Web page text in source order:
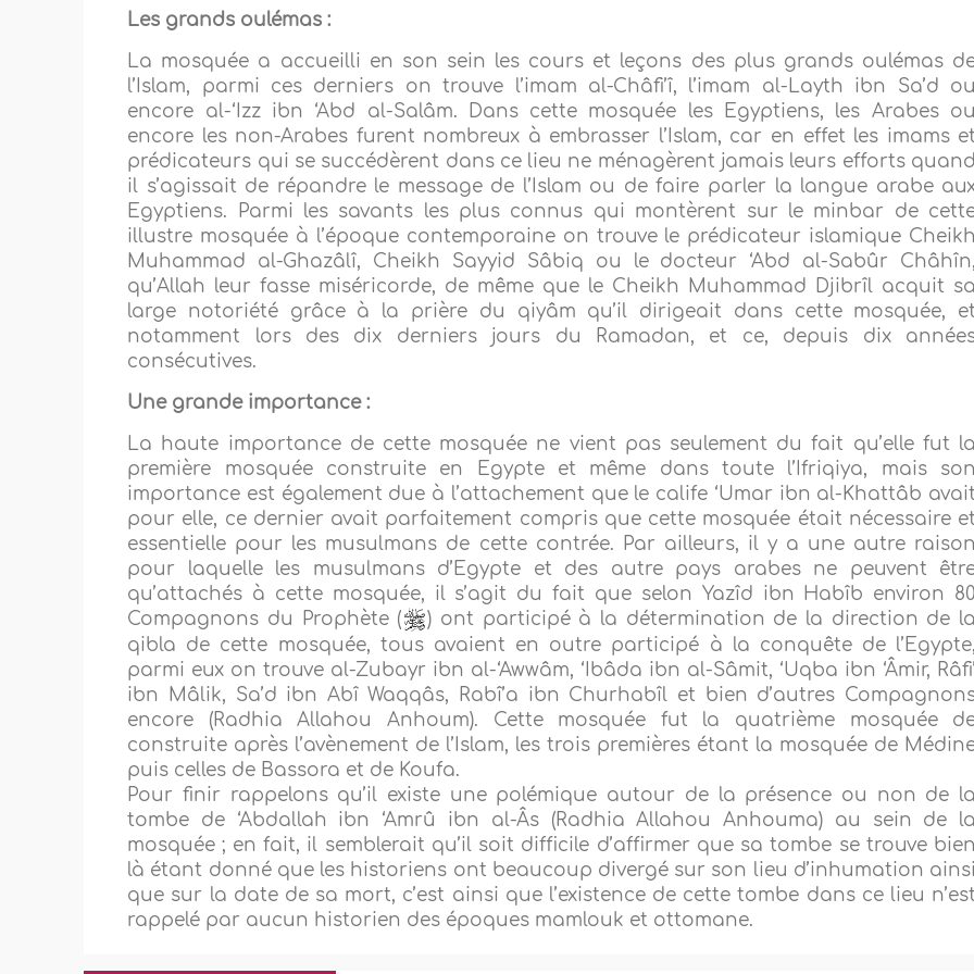
Les grands oulémas :
La mosquée a accueilli en son sein les cours et leçons des plus grands oulémas
l’Islam, parmi ces derniers on trouve l’imam al-Châfi’î, l’imam al-Layth ibn Sa’d
encore al-‘Izz ibn ‘Abd al-Salâm. Dans cette mosquée les Egyptiens, les Arabes
encore les non-Arabes furent nombreux à embrasser l’Islam, car en effet les imams
prédicateurs qui se succédèrent dans ce lieu ne ménagèrent jamais leurs efforts
il s’agissait de répandre le message de l’Islam ou de faire parler la langue arabe
Egyptiens. Parmi les savants les plus connus qui montèrent sur le minbar de
illustre mosquée à l’époque contemporaine on trouve le prédicateur islamique
Muhammad al-Ghazâlî, Cheikh Sayyid Sâbiq ou le docteur ‘Abd al-Sabûr
qu’Allah leur fasse miséricorde, de même que le Cheikh Muhammad Djibrîl acquit
large notoriété grâce à la prière du qiyâm qu’il dirigeait dans cette mosquée,
notamment lors des dix derniers jours du Ramadan, et ce, depuis dix
consécutives.
Une grande importance :
La haute importance de cette mosquée ne vient pas seulement du fait qu’elle fut
première mosquée construite en Egypte et même dans toute l’Ifriqiya, mais
importance est également due à l’attachement que le calife ‘Umar ibn al-Khattâb
pour elle, ce dernier avait parfaitement compris que cette mosquée était nécessaire
essentielle pour les musulmans de cette contrée. Par ailleurs, il y a une autre
pour laquelle les musulmans d’Egypte et des autre pays arabes ne peuvent
qu’attachés à cette mosquée, il s’agit du fait que selon Yazîd ibn Habîb environ
Compagnons du Prophète (
) ont participé à la détermination de la direction de
qibla de cette mosquée, tous avaient en outre participé à la conquête de
parmi eux on trouve al-Zubayr ibn al-‘Awwâm, ‘Ibâda ibn al-Sâmit, ‘Uqba ibn ‘Âmir,
ibn Mâlik, Sa’d ibn Abî Waqqâs, Rabî’a ibn Churhabîl et bien d’autres
encore (Radhia Allahou Anhoum). Cette mosquée fut la quatrième mosquée
construite après l’avènement de l’Islam, les trois premières étant la mosquée de
puis celles de Bassora et de Koufa.
Pour finir rappelons qu’il existe une polémique autour de la présence ou non de
tombe de ‘Abdallah ibn ‘Amrû ibn al-Âs (Radhia Allahou Anhouma) au sein de
mosquée ; en fait, il semblerait qu’il soit difficile d’affirmer que sa tombe se trouve
là étant donné que les historiens ont beaucoup divergé sur son lieu d’inhumation
que sur la date de sa mort, c’est ainsi que l’existence de cette tombe dans ce lieu
rappelé par aucun historien des époques mamlouk et ottomane.